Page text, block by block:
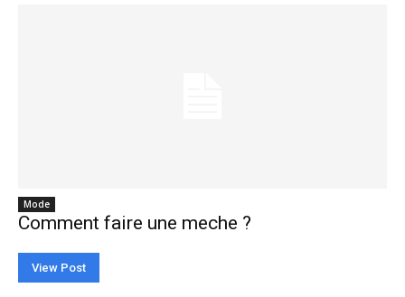
Mode
Comment faire une meche ?
View Post